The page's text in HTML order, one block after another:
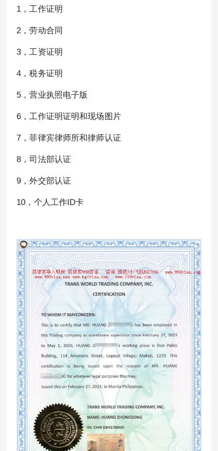
1，工作证明
2，劳动合同
3，工资证明
4，税务证明
5，营业执照电子版
6，工作证明证明和现场图片
7，菲律宾律师所和律师认证
8，司法部认证
9，外交部认证
10，个人工作ID卡